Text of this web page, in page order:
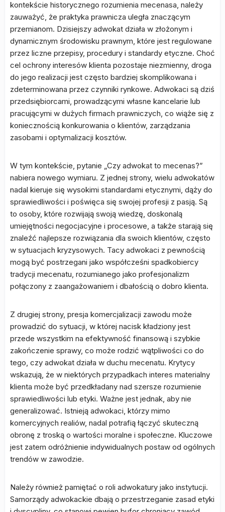
kontekście historycznego rozumienia mecenasa, należy
zauważyć, że praktyka prawnicza uległa znaczącym
przemianom. Dzisiejszy adwokat działa w złożonym i
dynamicznym środowisku prawnym, które jest regulowane
przez liczne przepisy, procedury i standardy etyczne. Choć
cel ochrony interesów klienta pozostaje niezmienny, droga
do jego realizacji jest często bardziej skomplikowana i
zdeterminowana przez czynniki rynkowe. Adwokaci są dziś
przedsiębiorcami, prowadzącymi własne kancelarie lub
pracującymi w dużych firmach prawniczych, co wiąże się z
koniecznością konkurowania o klientów, zarządzania
zasobami i optymalizacji kosztów.
W tym kontekście, pytanie „Czy adwokat to mecenas?”
nabiera nowego wymiaru. Z jednej strony, wielu adwokatów
nadal kieruje się wysokimi standardami etycznymi, dąży do
sprawiedliwości i poświęca się swojej profesji z pasją. Są
to osoby, które rozwijają swoją wiedzę, doskonalą
umiejętności negocjacyjne i procesowe, a także starają się
znaleźć najlepsze rozwiązania dla swoich klientów, często
w sytuacjach kryzysowych. Tacy adwokaci z pewnością
mogą być postrzegani jako współcześni spadkobiercy
tradycji mecenatu, rozumianego jako profesjonalizm
połączony z zaangażowaniem i dbałością o dobro klienta.
Z drugiej strony, presja komercjalizacji zawodu może
prowadzić do sytuacji, w której nacisk kładziony jest
przede wszystkim na efektywność finansową i szybkie
zakończenie sprawy, co może rodzić wątpliwości co do
tego, czy adwokat działa w duchu mecenatu. Krytycy
wskazują, że w niektórych przypadkach interes materialny
klienta może być przedkładany nad szersze rozumienie
sprawiedliwości lub etyki. Ważne jest jednak, aby nie
generalizować. Istnieją adwokaci, którzy mimo
komercyjnych realiów, nadal potrafią łączyć skuteczną
obronę z troską o wartości moralne i społeczne. Kluczowe
jest zatem odróżnienie indywidualnych postaw od ogólnych
trendów w zawodzie.
Należy również pamiętać o roli adwokatury jako instytucji.
Samorządy adwokackie dbają o przestrzeganie zasad etyki